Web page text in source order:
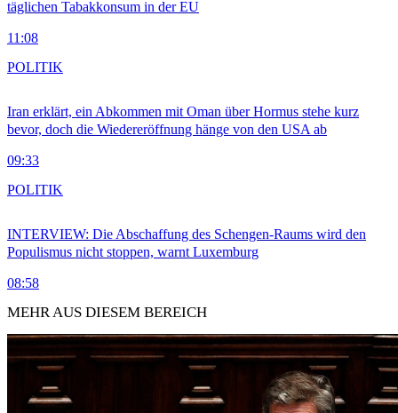
täglichen Tabakkonsum in der EU
11:08
Iran erklärt, ein Abkommen mit Oman über Hormus stehe kurz
bevor, doch die Wiedereröffnung hänge von den USA ab
09:33
POLITIK
INTERVIEW: Die Abschaffung des Schengen-Raums wird den
Populismus nicht stoppen, warnt Luxemburg
08:58
POLITIK
MEHR AUS DIESEM BEREICH